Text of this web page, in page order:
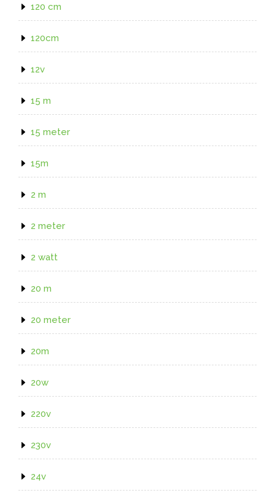
120 cm
120cm
12v
15 m
15 meter
15m
2 m
2 meter
2 watt
20 m
20 meter
20m
20w
220v
230v
24v